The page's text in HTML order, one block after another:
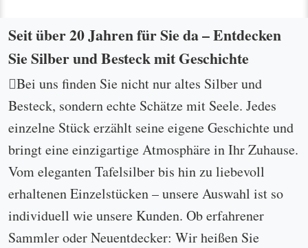
Seit über 20 Jahren für Sie da – Entdecken
Sie Silber und Besteck mit Geschichte
Bei uns finden Sie nicht nur altes Silber und
Besteck, sondern echte Schätze mit Seele. Jedes
einzelne Stück erzählt seine eigene Geschichte und
bringt eine einzigartige Atmosphäre in Ihr Zuhause.
Vom eleganten Tafelsilber bis hin zu liebevoll
erhaltenen Einzelstücken – unsere Auswahl ist so
individuell wie unsere Kunden. Ob erfahrener
Sammler oder Neuentdecker: Wir heißen Sie